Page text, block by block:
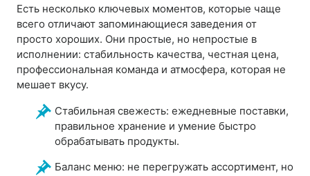
Есть несколько ключевых моментов, которые чаще
всего отличают запоминающиеся заведения от
просто хороших. Они простые, но непростые в
исполнении: стабильность качества, честная цена,
профессиональная команда и атмосфера, которая не
мешает вкусу.
Стабильная свежесть: ежедневные поставки,
правильное хранение и умение быстро
обрабатывать продукты.
Баланс меню: не перегружать ассортимент, но